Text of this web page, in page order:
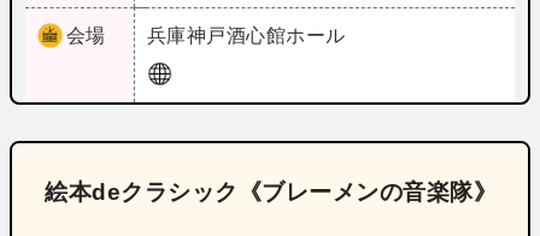
会場 兵庫神戸酒心館ホール
絵本deクラシック《ブレーメンの音楽隊》